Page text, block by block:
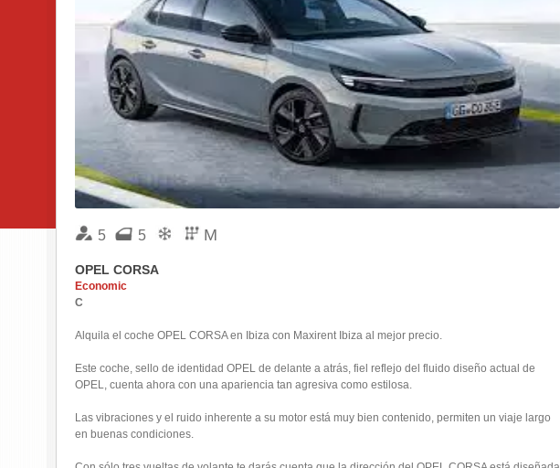
5 5 M
OPEL CORSA
Economic
C
Alquila el coche OPEL CORSA en Ibiza con Maxirent Ibiza al mejor precio.
Este coche, sello de identidad OPEL de delante a atrás, fiel reflejo del fluido diseño actual de
OPEL, cuenta ahora con una apariencia tan agresiva como estilosa.
Las vibraciones y el ruido inherente a su motor está muy bien contenido, permiten un viaje largo
en buenas condiciones.